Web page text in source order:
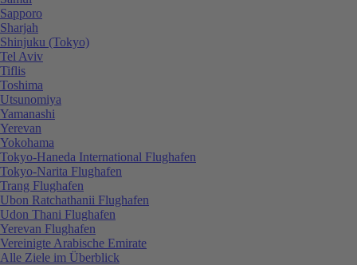
Sapporo
Sharjah
Shinjuku (Tokyo)
Tel Aviv
Tiflis
Toshima
Utsunomiya
Yamanashi
Yerevan
Yokohama
Tokyo-Haneda International Flughafen
Tokyo-Narita Flughafen
Trang Flughafen
Ubon Ratchathanii Flughafen
Udon Thani Flughafen
Yerevan Flughafen
Vereinigte Arabische Emirate
Alle Ziele im Überblick